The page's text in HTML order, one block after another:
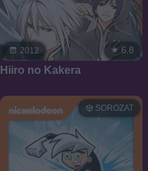
2012 6.8
Hiiro no Kakera
SOROZAT